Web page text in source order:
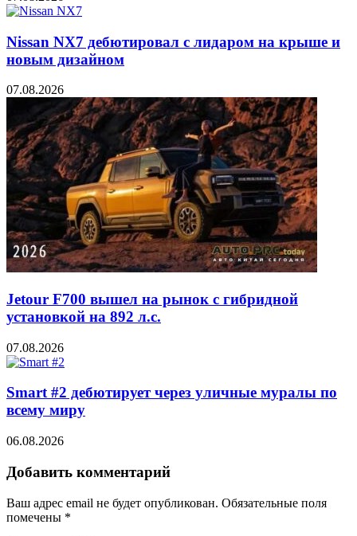
Nissan NX7 дебютировал с лидаром на крыше и
новым дизайном
07.08.2026
Jetour F700 вышел на рынок с гибридной
установкой на 892 л.с.
07.08.2026
Smart #2 дебютирует через уличные муралы по
всему миру
06.08.2026
Добавить комментарий
Ваш адрес email не будет опубликован. Обязательные поля
помечены *